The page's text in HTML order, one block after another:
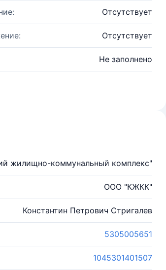
Отсутствует
Отсутствует
Не заполнено
жилищно-коммунальный комплекс"
ООО "КЖКК"
Константин Петрович Стригалев
5305005651
1045301401507